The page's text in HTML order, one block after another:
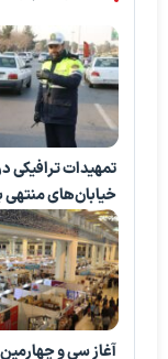
تمهیدات ترافیکی
خیابان‌های
آغاز سی و